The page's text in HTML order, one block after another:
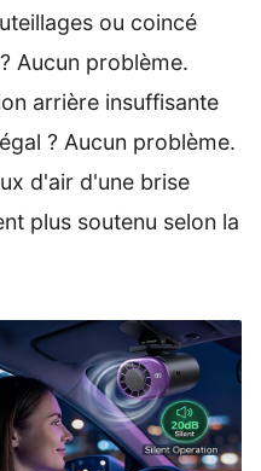
ou coincé
Aucun problème.
arrière insuffisante
? Aucun problème.
d'air d'une brise
plus soutenu selon la